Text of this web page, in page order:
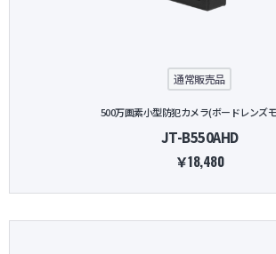
通常販売品
500万画素小型防犯カメラ(ボードレンズ
JT-B550AHD
￥18,480